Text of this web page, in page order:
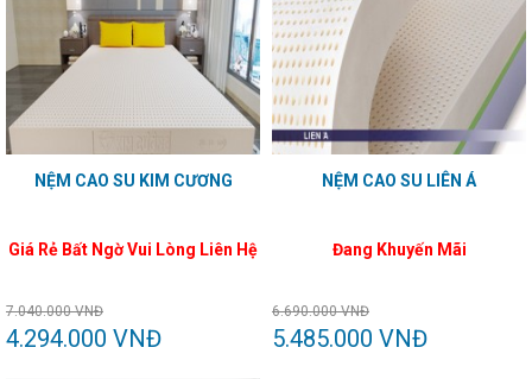
NỆM CAO SU KIM CƯƠNG
Giá Rẻ Bất Ngờ Vui Lòng Liên Hệ
7.040.000 VNĐ
4.294.000 VNĐ
NỆM CAO SU LIÊN Á
Đang Khuyến Mãi
6.690.000 VNĐ
5.485.000 VNĐ